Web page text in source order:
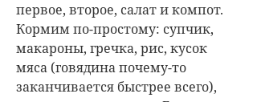
первое, второе, салат и компот.
Кормим по-простому: супчик,
макароны, гречка, рис, кусок
мяса (говядина почему-то
заканчивается быстрее всего),